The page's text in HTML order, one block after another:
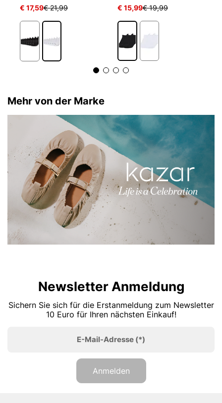
€ 17,59€ 21,99 € 15,99€ 19,99
Mehr von der Marke
Newsletter Anmeldung
Sichern Sie sich für die Erstanmeldung zum Newsletter
10 Euro für Ihren nächsten Einkauf!
E-Mail-Adresse (*)
Anmelden